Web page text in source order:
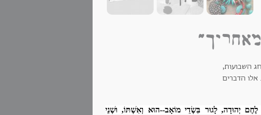
השבועות,
אלו הדברים
יְהוּדָה, לָגוּר בִּשְׂדֵי מוֹאָב--הוּא וְאִשְׁתּוֹ, וּשְׁנֵי